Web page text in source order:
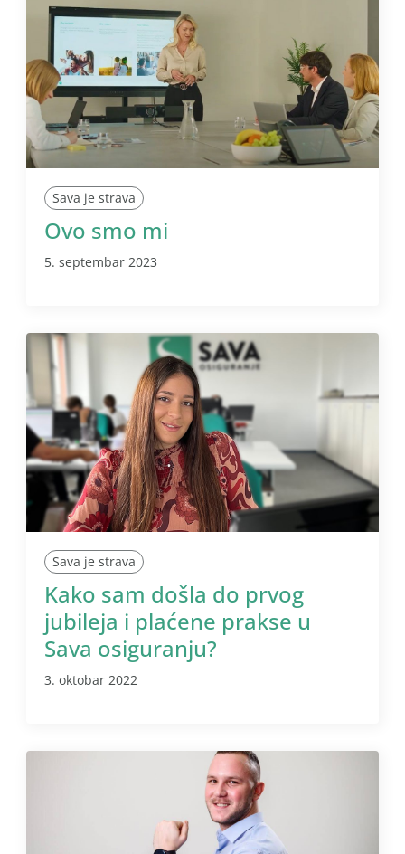
Sava je strava
Ovo smo mi
5. septembar 2023
Sava je strava
Kako sam došla do prvog
jubileja i plaćene prakse u
Sava osiguranju?
3. oktobar 2022